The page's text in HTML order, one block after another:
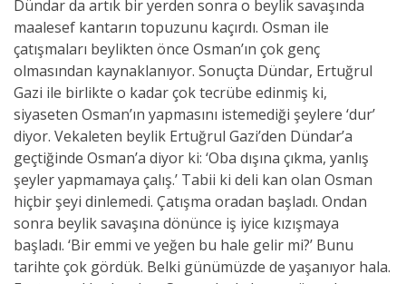
Dündar da artık bir yerden sonra o beylik savaşında
maalesef kantarın topuzunu kaçırdı. Osman ile
çatışmaları beylikten önce Osman’ın çok genç
olmasından kaynaklanıyor. Sonuçta Dündar, Ertuğrul
Gazi ile birlikte o kadar çok tecrübe edinmiş ki,
siyaseten Osman’ın yapmasını istemediği şeylere ‘dur’
diyor. Vekaleten beylik Ertuğrul Gazi’den Dündar’a
geçtiğinde Osman’a diyor ki: ‘Oba dışına çıkma, yanlış
şeyler yapmamaya çalış.’ Tabii ki deli kan olan Osman
hiçbir şeyi dinlemedi. Çatışma oradan başladı. Ondan
sonra beylik savaşına dönünce iş iyice kızışmaya
başladı. ‘Bir emmi ve yeğen bu hale gelir mi?’ Bunu
tarihte çok gördük. Belki günümüzde de yaşanıyor hala.